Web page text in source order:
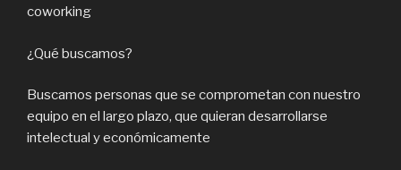
coworking
¿Qué buscamos?
Buscamos personas que se comprometan con nuestro
equipo en el largo plazo, que quieran desarrollarse
intelectual y económicamente